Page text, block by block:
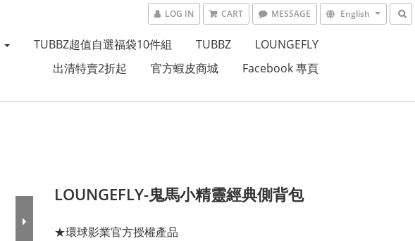
LOG IN CART MESSAGE English
TUBBZ超值自選福袋10件組 TUBBZ
LOUNGEFLY
出清特賣2折起
官方蝦皮商城 Facebook 專頁
LOUNGEFLY-鬼馬小精靈經典側背包
★環球影業官方授權產品